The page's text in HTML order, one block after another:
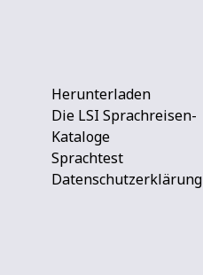
Herunterladen
Die LSI Sprachreisen-
Kataloge
Sprachtest
Datenschutzerklärung